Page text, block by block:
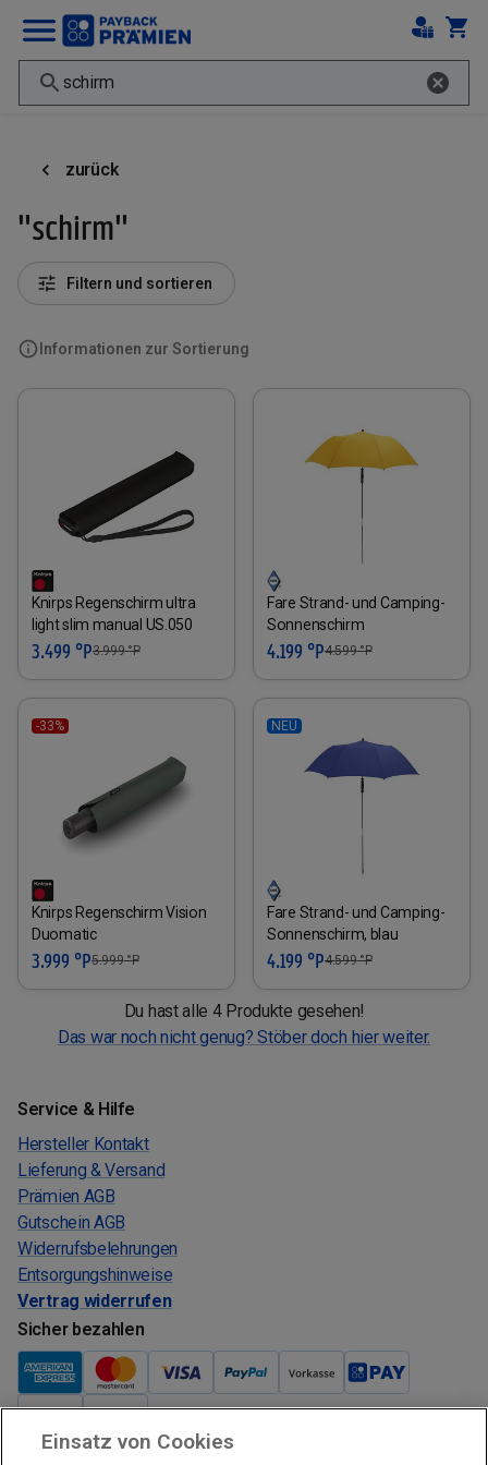
zurück
"schirm"
Informationen zur Sortierung
Filtern und sortieren
Knirps Regenschirm ultra
light slim manual US.050
3.499 °P3.999°P
Fare Strand- und Camping-
Sonnenschirm
4.199 °P4.599°P
-33%
Knirps Regenschirm Vision
Duomatic
3.999 °P5.999°P
NEU
Fare Strand- und Camping-
Sonnenschirm, blau
4.199 °P4.599°P
Du hast alle 4 Produkte gesehen!
Das war noch nicht genug? Stöber doch hier weiter.
Service & Hilfe
Hersteller Kontakt
Lieferung & Versand
Prämien AGB
Gutschein AGB
Widerrufsbelehrungen
Entsorgungshinweise
Vertrag widerrufen
Sicher bezahlen
Verkauf und Versand
Einsatz von Cookies